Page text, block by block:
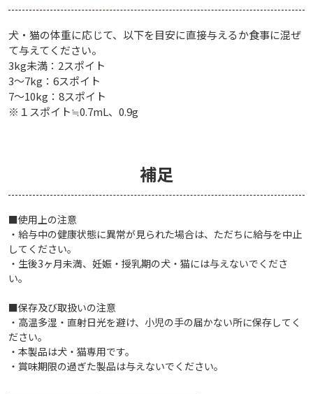
犬・猫の体重に応じて、以下を目安に直接与えるか食事に混ぜ
て与えてください。
3kg未満：2スポイト
3～7kg：6スポイト
7～10kg：8スポイト
※１スポイト≒0.7mL、0.9g
補足
■使用上の注意
・給与中の健康状態に異常が見られた場合は、ただちに給与を中止
してください。
・生後3ヶ月未満、妊娠・授乳期の犬・猫には与えないでくださ
い。
■保存及び取扱いの注意
・高温多湿・直射日光を避け、小児の手の届かない所に保存してく
ださい。
・本製品は犬・猫専用です。
・賞味期限の過ぎた製品は与えないでください。